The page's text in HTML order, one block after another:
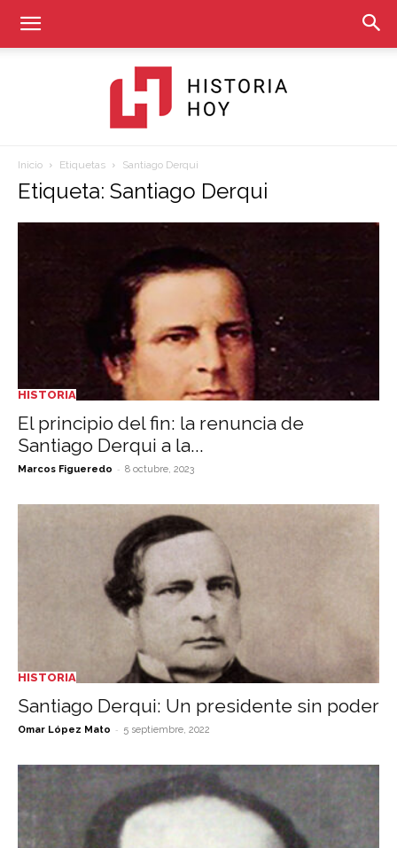
Hoy
Inicio Etiquetas Santiago Derqui
Etiqueta: Santiago Derqui
HISTORIA
El principio del fin: la renuncia de
Santiago Derqui a la...
Marcos Figueredo - 8 octubre, 2023
HISTORIA
Santiago Derqui: Un presidente sin poder
Omar López Mato - 5 septiembre, 2022